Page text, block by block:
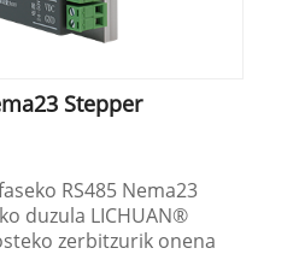
Stepper
RS485 Nema23
duzula LICHUAN®
zerbitzurik onena